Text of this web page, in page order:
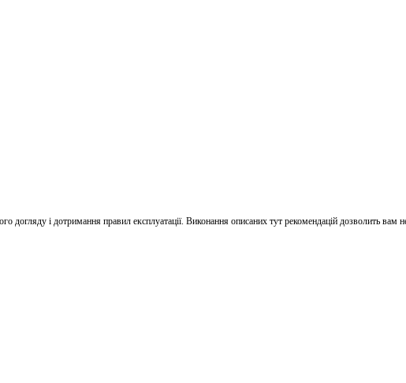
і дотримання правил експлуатації. Виконання описаних тут рекомендацій дозволить вам